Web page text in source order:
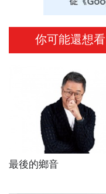
你可能還想看
最後的鄉音